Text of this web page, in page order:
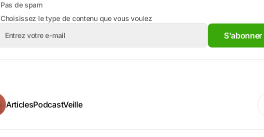
Pas de spam
Choisissez le type de contenu que vous voulez
S'abonner
ArticlesPodcastVeille